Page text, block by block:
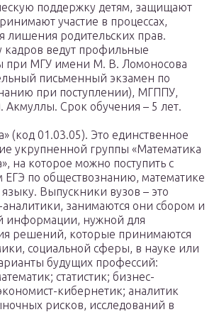
поддержку детям, защищают
участие в процессах,
лишения родительских прав.
кадров ведут профильные
при МГУ имени М. В. Ломоносова
письменный экзамен по
при поступлении), МГППУ,
Срок обучения – 5 лет.
(код 01.03.05). Это единственное
укрупненной группы «Математика
на которое можно поступить с
ЕГЭ по обществознанию, математике
Выпускники вузов – это
аналитики, занимаются они сбором и
информации, нужной для
решений, которые принимаются
социальной сферы, в науке или
будущих профессий:
статистик; бизнес-
кибернетик; аналитик
рисков, исследований в